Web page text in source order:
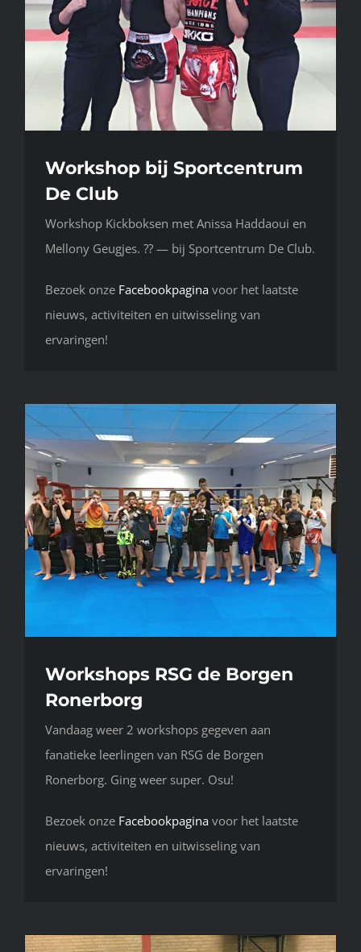
Workshop bij Sportcentrum
De Club
Workshop Kickboksen met Anissa Haddaoui en
Mellony Geugjes. ?? — bij Sportcentrum De Club.
Bezoek onze Facebookpagina voor het laatste
nieuws, activiteiten en uitwisseling van
ervaringen!
Workshops RSG de Borgen
Ronerborg
Vandaag weer 2 workshops gegeven aan
fanatieke leerlingen van RSG de Borgen
Ronerborg. Ging weer super. Osu!
Bezoek onze Facebookpagina voor het laatste
nieuws, activiteiten en uitwisseling van
ervaringen!